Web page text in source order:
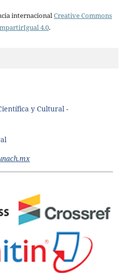
internacionalCreative Commons
4.0.
y Cultural -